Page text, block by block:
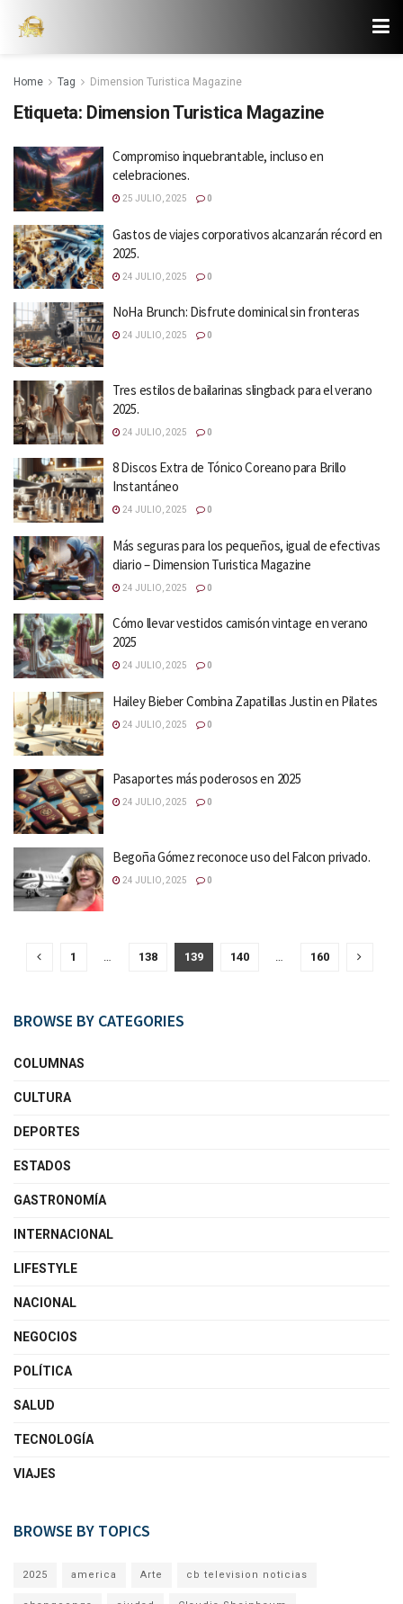
Home Tag Dimension Turistica Magazine
Etiqueta: Dimension Turistica Magazine
Compromiso inquebrantable, incluso en
celebraciones.
25 JULIO, 2025 0
Gastos de viajes corporativos alcanzarán récord en
2025.
24 JULIO, 2025 0
NoHa Brunch: Disfrute dominical sin fronteras
24 JULIO, 2025 0
Tres estilos de bailarinas slingback para el verano
2025.
24 JULIO, 2025 0
8 Discos Extra de Tónico Coreano para Brillo
Instantáneo
24 JULIO, 2025 0
Más seguras para los pequeños, igual de efectivas
diario – Dimension Turistica Magazine
24 JULIO, 2025 0
Cómo llevar vestidos camisón vintage en verano
2025
24 JULIO, 2025 0
Hailey Bieber Combina Zapatillas Justin en Pilates
24 JULIO, 2025 0
Pasaportes más poderosos en 2025
24 JULIO, 2025 0
Begoña Gómez reconoce uso del Falcon privado.
24 JULIO, 2025 0
1 … 138 139 140 … 160
BROWSE BY CATEGORIES
COLUMNAS
CULTURA
DEPORTES
ESTADOS
GASTRONOMÍA
INTERNACIONAL
LIFESTYLE
NACIONAL
NEGOCIOS
POLÍTICA
SALUD
TECNOLOGÍA
VIAJES
BROWSE BY TOPICS
2025 america Arte cb television noticias